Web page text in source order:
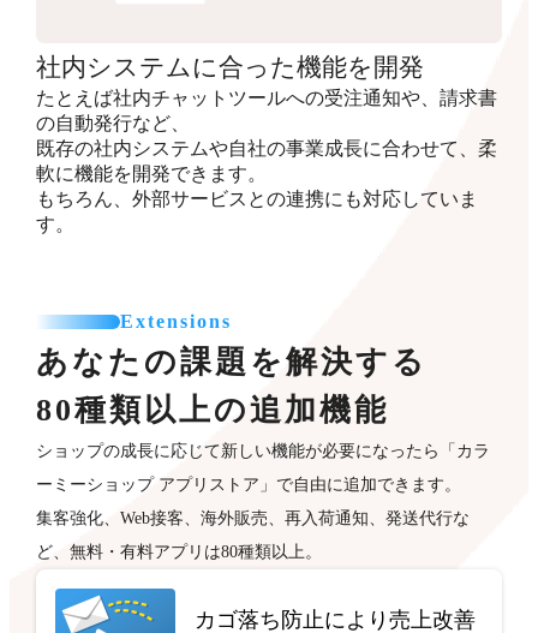
社内システムに合った機能を開発
たとえば社内チャットツールへの受注通知や、請求書
の自動発行など、
既存の社内システムや自社の事業成長に合わせて、柔
軟に機能を開発できます。
もちろん、外部サービスとの連携にも対応していま
す。
Extensions
あなたの課題を解決する
80種類以上の追加機能
ショップの成長に応じて新しい機能が必要になったら「カラ
ーミーショップ アプリストア」で自由に追加できます。
集客強化、Web接客、海外販売、再入荷通知、発送代行な
ど、無料・有料アプリは80種類以上。
カゴ落ち防止により売上改善